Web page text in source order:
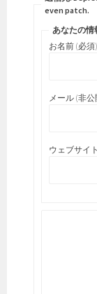
even patch.
あなたの情
お名前 (必須)
メール (非
ウェブサイ